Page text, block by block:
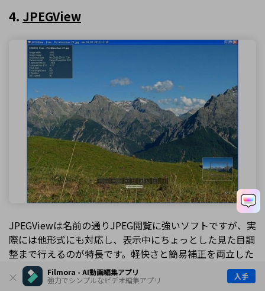
Filmora - AI動画編集アプリ
強力でシンプルなビデオ編集アプリ
入手
4. JPEGView
JPEGViewは名前の通りJPEG閲覧に強いソフトですが、実
際には他形式にも対応し、表示中にちょっとした見た目調
整まで行えるのが特長です。軽快さと簡易補正を両立した
い人に向いています。